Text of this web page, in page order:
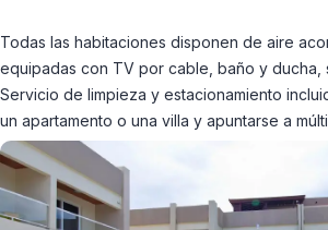
Todas las habitaciones disponen de aire
equipadas con TV por cable, baño y ducha,
Servicio de limpieza y estacionamiento
un apartamento o una villa y apuntarse a